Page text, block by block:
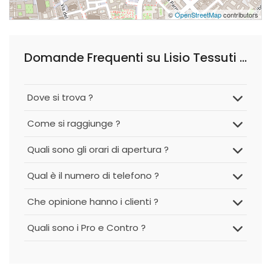
©OpenStreetMapcontributors
Domande Frequenti su Lisio Tessuti D'Arte - Li.Ro. S.r.l.
Dove si trova ?
Come si raggiunge ?
Quali sono gli orari di apertura ?
Qual è il numero di telefono ?
Che opinione hanno i clienti ?
Quali sono i Pro e Contro ?